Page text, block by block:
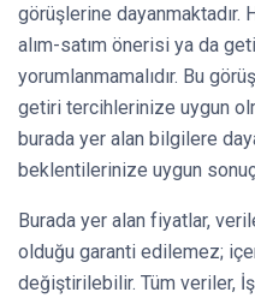
görüşlerine dayanmaktadır.
alım-satım önerisi ya da
yorumlanmamalıdır. Bu
getiri tercihlerinize uygun
burada yer alan bilgilere
beklentilerinize uygun
Burada yer alan fiyatlar,
olduğu garanti edilemez;
değiştirilebilir. Tüm veriler,